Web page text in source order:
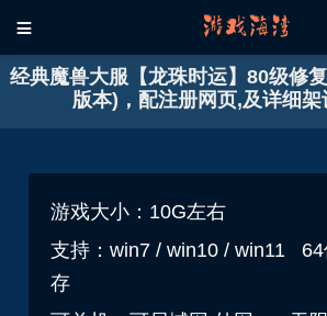

经典魔兽大服【龙珠时运】80级修
版本)，配注册网页,及详细
游戏大小：10G左右
支持：win7 / win10 / win11
存